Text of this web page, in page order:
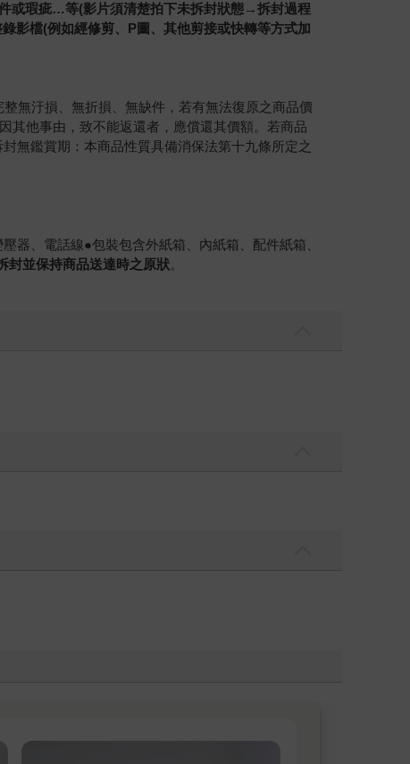
或瑕疵…等(影片須清楚拍下未拆封狀態→拆封過程
影檔(例如經修剪、P圖、其他剪接或快轉等方式加
無汙損、無折損、無缺件，若有無法復原之商品價
其他事由，致不能返還者，應償還其價額。若商品
無鑑賞期：本商品性質具備消保法第十九條所定之
器、電話線●包裝包含外紙箱、內紙箱、配件紙箱、
封並保持商品送達時之原狀。